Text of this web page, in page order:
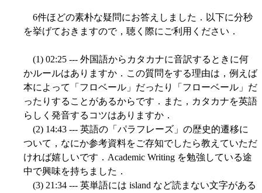
6件ほどの素朴な疑問にお答えしました．以下に分秒
を挙げておきますので，聴く際にご利用ください．
(1) 02:25 --- 外国語からカタカナに音訳するときに何
かルールはありますか．この質問をする理由は，例えば
本によって「フロベール」だったり「フローベール」だ
ったりすることがあるからです．また，カタカナを英語
らしく発音するコツはありますか．
(2) 14:43 --- 英語の「パラフレーズ」の歴史的遷移に
ついて，なにか参考資料をご存知でしたら教えていただ
ければ嬉しいです．Academic Writing を勉強している途
中で興味を持ちました．
(3) 21:34 --- 英単語には island など読まない文字がある